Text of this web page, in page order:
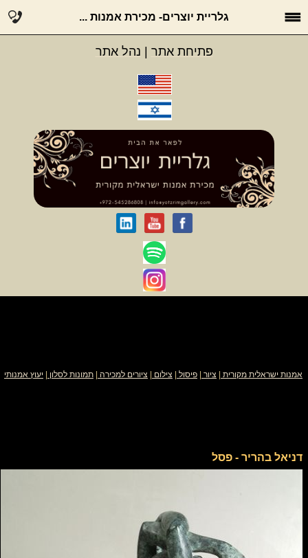
גלריית יוצרים- מכירת אמנות ...
פתיחת אתר נהל אתר
אמנות ישראלית מקורית ציור פיסול צילום ציורים למכירה תמונות לסלון יעוץ אמנותי
דניאל בהריר - פסל